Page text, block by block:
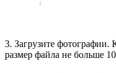
3. Загрузите фотографии.
размер файла не больше